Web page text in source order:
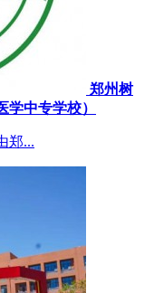
郑州树
中专学校）
郑...